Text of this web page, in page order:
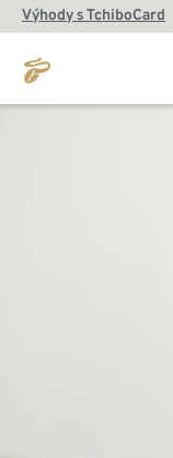
Výhody s TchiboCard